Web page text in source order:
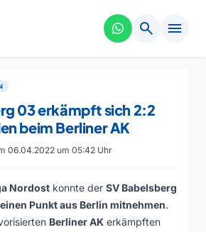
search menu
03 erkämpft sich 2:2
beim Berliner AK
06.04.2022 um 05:42 Uhr
Nordost konnte der SV Babelsberg
einen Punkt aus Berlin mitnehmen.
Berliner AK erkämpften